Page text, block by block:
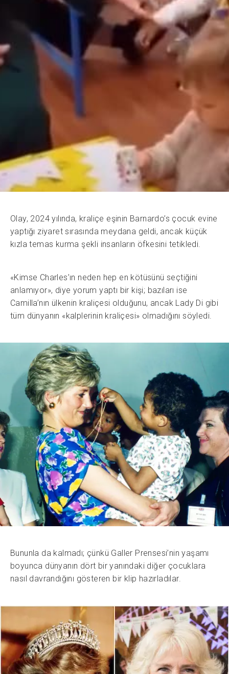
Olay, 2024 yılında, kraliçe eşinin Barnardo’s çocuk evine
yaptığı ziyaret sırasında meydana geldi, ancak küçük
kızla temas kurma şekli insanların öfkesini tetikledi.
«Kimse Charles’ın neden hep en kötüsünü seçtiğini
anlamıyor», diye yorum yaptı bir kişi; bazıları ise
Camilla’nın ülkenin kraliçesi olduğunu, ancak Lady Di gibi
tüm dünyanın «kalplerinin kraliçesi» olmadığını söyledi.
Bununla da kalmadı; çünkü Galler Prensesi’nin yaşamı
boyunca dünyanın dört bir yanındaki diğer çocuklara
nasıl davrandığını gösteren bir klip hazırladılar.